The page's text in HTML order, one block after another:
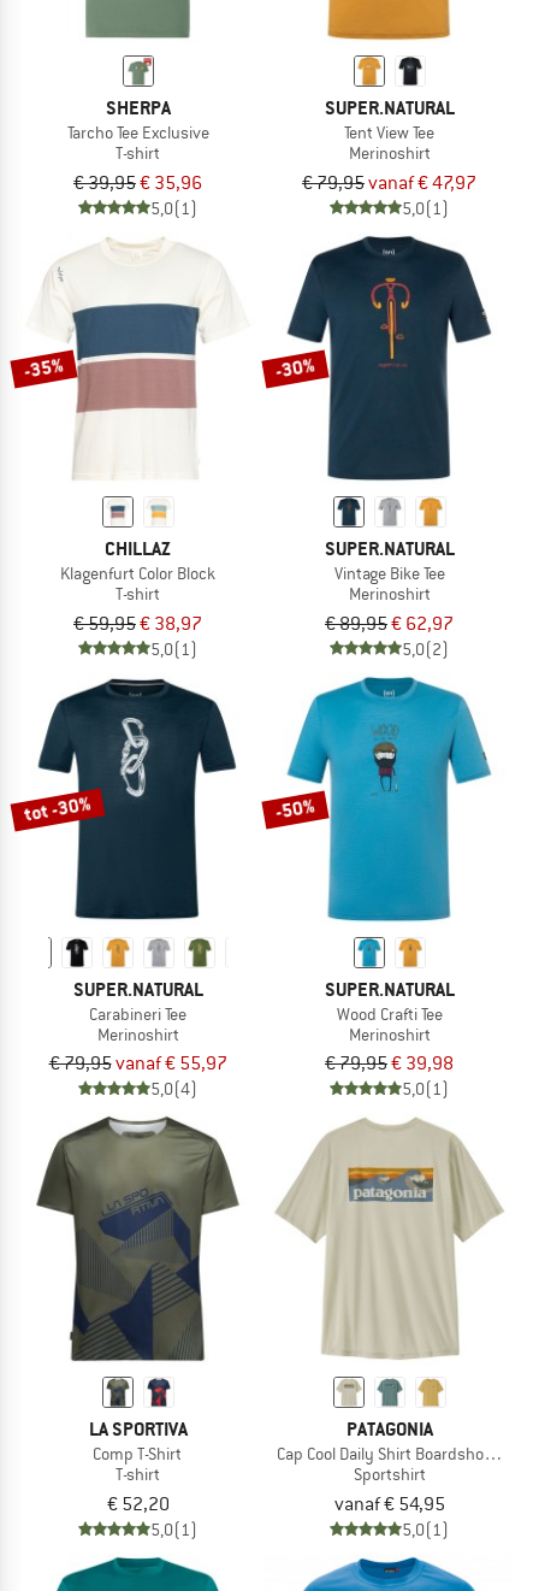
SHERPA
Tarcho Tee Exclusive
T-shirt
€ 39,95€ 35,96
5,0(1)
SUPER.NATURAL
Tent View Tee
Merinoshirt
€ 79,95vanaf € 47,97
5,0(1)
-35%
CHILLAZ
Klagenfurt Color Block
T-shirt
€ 59,95€ 38,97
5,0(1)
-30%
SUPER.NATURAL
Vintage Bike Tee
Merinoshirt
€ 89,95€ 62,97
5,0(2)
tot -30%
SUPER.NATURAL
Carabineri Tee
Merinoshirt
€ 79,95vanaf € 55,97
5,0(4)
-50%
SUPER.NATURAL
Wood Crafti Tee
Merinoshirt
€ 79,95€ 39,98
5,0(1)
LA SPORTIVA
Comp T-Shirt
T-shirt
€ 52,20
5,0(1)
PATAGONIA
Cap Cool Daily Shirt Boardshort Logo
Sportshirt
vanaf € 54,95
5,0(1)